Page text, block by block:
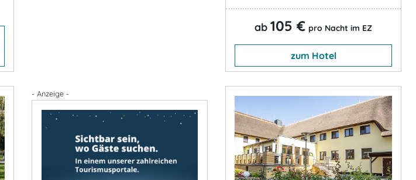
ab 105 € pro Nacht im EZ
zum Hotel
- Anzeige -